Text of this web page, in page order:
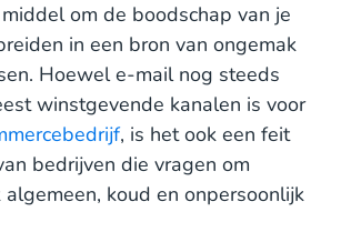
om de boodschap van je
in een bron van ongemak
Hoewel e-mail nog steeds
winstgevende kanalen is voor
, is het ook een feit
bedrijven die vragen om
koud en onpersoonlijk